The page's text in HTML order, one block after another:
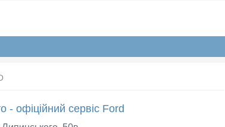
- офіційний сервіс Ford